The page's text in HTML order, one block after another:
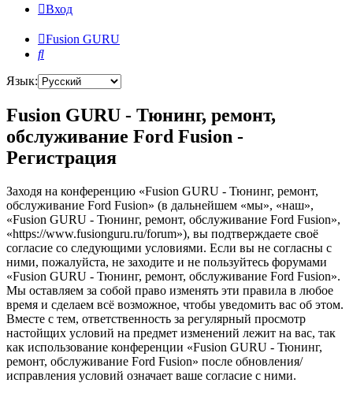
Вход
Fusion GURU
Поиск
Язык:
Fusion GURU - Тюнинг, ремонт,
обслуживание Ford Fusion -
Регистрация
Заходя на конференцию «Fusion GURU - Тюнинг, ремонт,
обслуживание Ford Fusion» (в дальнейшем «мы», «наш»,
«Fusion GURU - Тюнинг, ремонт, обслуживание Ford Fusion»,
«https://www.fusionguru.ru/forum»), вы подтверждаете своё
согласие со следующими условиями. Если вы не согласны с
ними, пожалуйста, не заходите и не пользуйтесь форумами
«Fusion GURU - Тюнинг, ремонт, обслуживание Ford Fusion».
Мы оставляем за собой право изменять эти правила в любое
время и сделаем всё возможное, чтобы уведомить вас об этом.
Вместе с тем, ответственность за регулярный просмотр
настойщих условий на предмет изменений лежит на вас, так
как использование конференции «Fusion GURU - Тюнинг,
ремонт, обслуживание Ford Fusion» после обновления/
исправления условий означает ваше согласие с ними.